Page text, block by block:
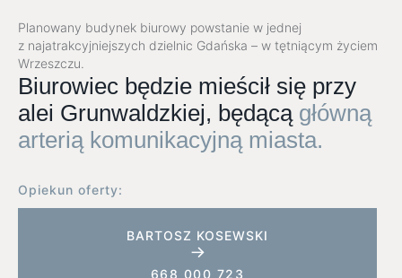
Planowany budynek biurowy powstanie w jednej
z najatrakcyjniejszych dzielnic Gdańska – w tętniącym życiem
Wrzeszczu.
Biurowiec będzie mieścił się przy
alei Grunwaldzkiej, będącą główną
arterią komunikacyjną miasta.
Opiekun oferty:
BARTOSZ KOSEWSKI
668 000 723